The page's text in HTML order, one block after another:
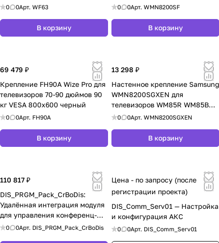
кг, черное
0 0Арт. WF63
В корзину
QM85R-B
0 0Арт. WMN8200SF
В корзину
69 479 ₽
Крепление FH90A Wize Pro для
телевизоров 70-90 дюймов 90
кг VESA 800x600 черный
0 0Арт. FH90A
В корзину
13 298 ₽
Настенное крепление Samsung
WMN8200SGXEN для
телевизоров WM85R WM85B
QM85R-B QM98T-B
0 0Арт. WMN8200SGXEN
В корзину
110 817 ₽
DIS_PRGM_Pack_CrBoDis:
Удалённая интеграция модуля
для управления конференц-
системой Bosch Dicentis DCNM
0 0Арт. DIS_PRGM_Pack_CrBoDis
Цена - по запросу (после
регистрации проекта)
DIS_Comm_Serv01 — Настройка
и конфигурация АКС
0 0Арт. DIS_Comm_Serv01